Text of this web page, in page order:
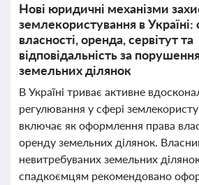
Нові юридичні механізми
землекористування в
власності, оренда, сервітут та
відповідальність за
земельних ділянок
В Україні триває активне
регулювання у сфері
включає як оформлення права
оренду земельних ділянок.
невитребуваних земельних
спадкоємцям рекомендовано